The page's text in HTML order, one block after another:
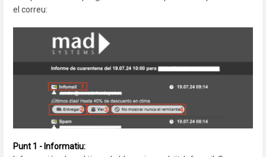
el correu:
Punt 1 - Informatiu: